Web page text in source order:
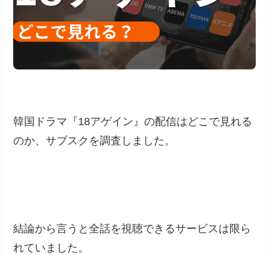
韓国ドラマ『18アゲイン』の配信はどこで見れる
のか、サブスクを調査しました。
結論から言うと全話を視聴できるサービスは限ら
れていました。